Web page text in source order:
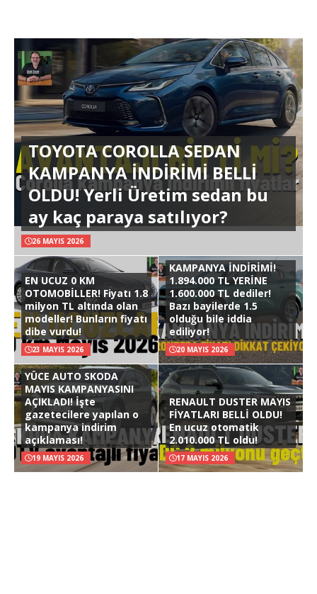
TOYOTA COROLLA SEDAN
KAMPANYA İNDİRİMİ BELLİ
OLDU! Yerli Üretim sedan bu
ay kaç paraya satılıyor?
26 MAYIS 2026
EN UCUZ 0 KM
OTOMOBİLLER! Fiyatı 1.8
milyon TL altında olan
modeller! Bunların fiyatı
dibe vurdu!
23 MAYIS 2026
KAMPANYA İNDİRİMİ!
1.894.000 TL YERİNE
1.600.000 TL dediler!
Bazı bayilerde 1.5
olduğu bile iddia
ediliyor!
20 MAYIS 2026
YÜCE AUTO SKODA
MAYIS KAMPANYASINI
AÇIKLADI! İşte
gazetecilere yapılan o
kampanya indirim
açıklaması!
19 MAYIS 2026
RENAULT DUSTER MAYIS
FİYATLARI BELLİ OLDU!
En ucuz otomatik
2.010.000 TL oldu!
17 MAYIS 2026